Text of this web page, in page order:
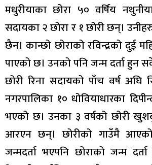
मधुरीयाका छोरा ५० वर्षिय
सदायका २ छोरा र १ छोरी छन्।
छैन। कान्छो छोराको रविन्द्रको दुई
पाएको छ। उनको पनि जन्म दर्ता हुन
छोरी रिना सदायको पाँच वर्ष अघि
नगरपालिका १० धोवियाधारका
भएको छ। उनका ३ वर्षको छोरी
आरएन छन्। छोरीको गाउँमै
जन्मदर्ता भएपनि छोराको जन्म